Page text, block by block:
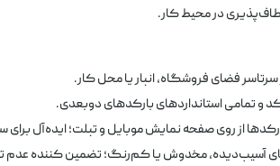
در محیط کار.
فضای فروشگاه، انبار یا محل کار.
از روی صفحه نمایش موبایل و تبلت؛ ایده‌آل
آسیب‌دیده، مخدوش یا کم‌رنگ؛ تضمین کننده